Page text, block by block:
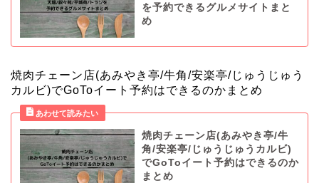
を予約できるグルメサイトまと
め
焼肉チェーン店(あみやき亭/牛角/安楽亭/じゅうじゅう
カルビ)でGoToイート予約はできるのかまとめ
焼肉チェーン店(あみやき亭/牛
角/安楽亭/じゅうじゅうカルビ)
でGoToイート予約はできるのか
まとめ